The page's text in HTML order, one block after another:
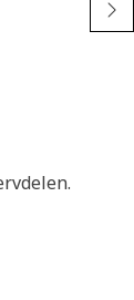
and